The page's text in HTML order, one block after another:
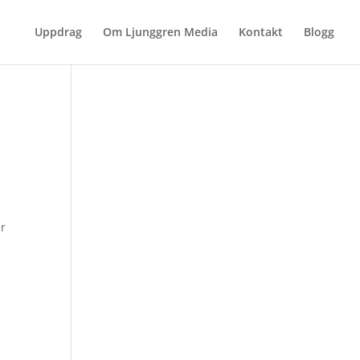
Uppdrag Om Ljunggren Media Kontakt Blogg